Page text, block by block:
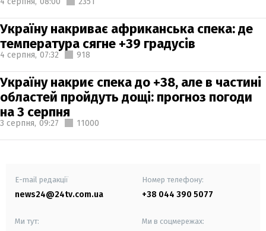
Україну накриває африканська спека: де
температура сягне +39 градусів
4 серпня, 07:32 918
Україну накриє спека до +38, але в частині
областей пройдуть дощі: прогноз погоди
на 3 серпня
3 серпня, 09:27 11000
E-mail редакції
news24@24tv.com.ua
Номер телефону:
+38 044 390 5077
Ми тут: Ми в соцмережах: